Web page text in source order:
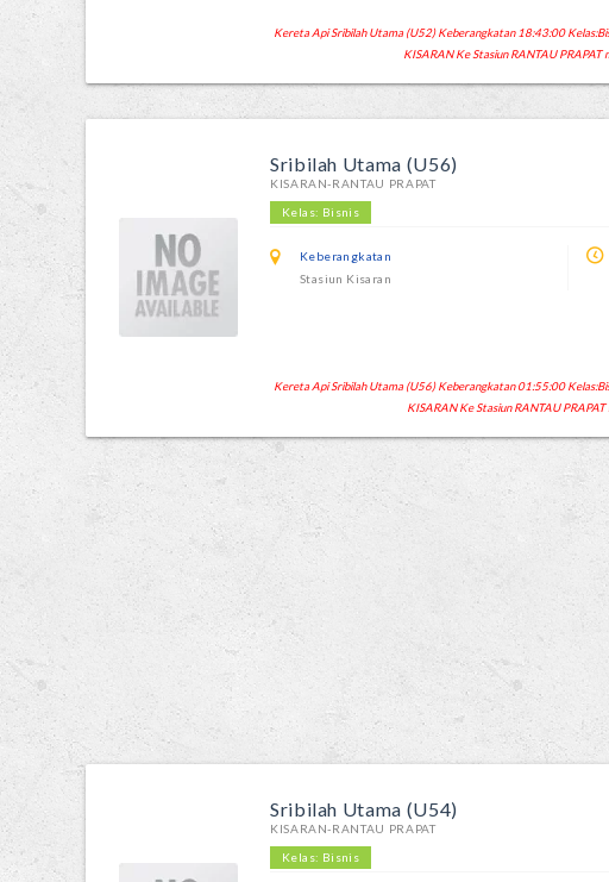
Kereta Api Sribilah Utama (U52) Keberangkatan 18:43:00
KISARAN Ke Stasiun RANTAU PRAPAT
Sribilah Utama (U56)
KISARAN-RANTAU PRAPAT
Kelas: Bisnis
Keberangkatan
Stasiun Kisaran
Kereta Api Sribilah Utama (U56) Keberangkatan 01:55:00
KISARAN Ke Stasiun RANTAU
Sribilah Utama (U54)
KISARAN-RANTAU PRAPAT
Kelas: Bisnis